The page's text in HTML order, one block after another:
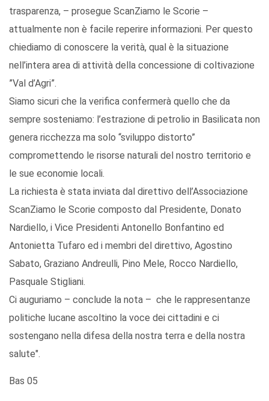
trasparenza, – prosegue ScanZiamo le Scorie –
attualmente non è facile reperire informazioni. Per questo
chiediamo di conoscere la verità, qual è la situazione
nell’intera area di attività della concessione di coltivazione
”Val d’Agri”.
Siamo sicuri che la verifica confermerà quello che da
sempre sosteniamo: l’estrazione di petrolio in Basilicata non
genera ricchezza ma solo “sviluppo distorto”
compromettendo le risorse naturali del nostro territorio e
le sue economie locali.
La richiesta è stata inviata dal direttivo dell’Associazione
ScanZiamo le Scorie composto dal Presidente, Donato
Nardiello, i Vice Presidenti Antonello Bonfantino ed
Antonietta Tufaro ed i membri del direttivo, Agostino
Sabato, Graziano Andreulli, Pino Mele, Rocco Nardiello,
Pasquale Stigliani.
Ci auguriamo – conclude la nota – che le rappresentanze
politiche lucane ascoltino la voce dei cittadini e ci
sostengano nella difesa della nostra terra e della nostra
salute".
Bas 05